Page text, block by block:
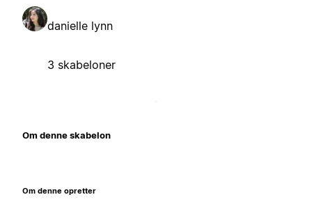
danielle lynn
3 skabeloner
Om denne skabelon
Om denne opretter